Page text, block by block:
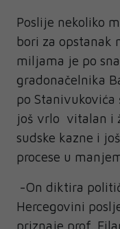
Poslije nekoliko
bori za opstanak
miljama je po
gradonačelnika
po
još vrlo vitalan i
sudske kazne i
procese u
-On diktira
Hercegovini
priznaje prof.